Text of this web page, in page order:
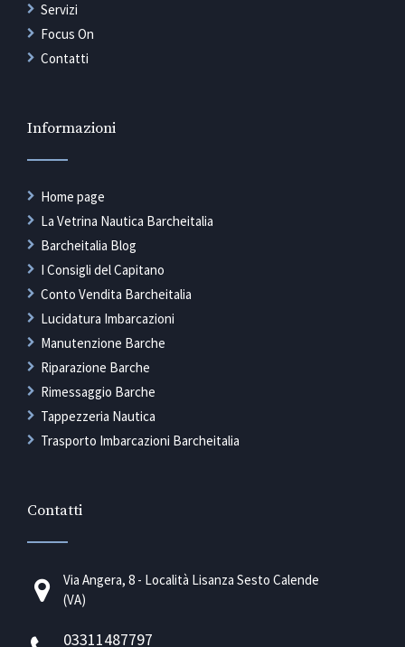
Servizi
Focus On
Contatti
Informazioni
Home page
La Vetrina Nautica Barcheitalia
Barcheitalia Blog
I Consigli del Capitano
Conto Vendita Barcheitalia
Lucidatura Imbarcazioni
Manutenzione Barche
Riparazione Barche
Rimessaggio Barche
Tappezzeria Nautica
Trasporto Imbarcazioni Barcheitalia
Contatti
Via Angera, 8 - Località Lisanza Sesto Calende
(VA)
03311487797